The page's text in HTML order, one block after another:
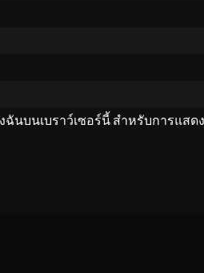
นบนเบราว์เซอร์นี้ สำหรับการแสด